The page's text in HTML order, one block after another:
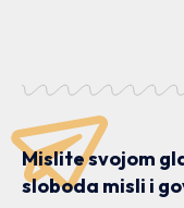
Mislite svojom
sloboda misli i